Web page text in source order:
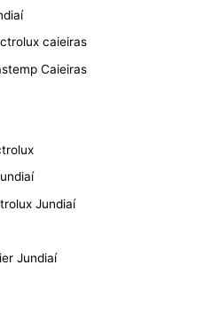
caieiras
Caieiras
Jundiaí
Jundiaí